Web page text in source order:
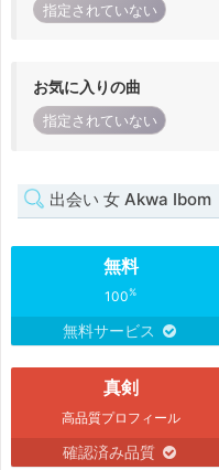
指定されていない
お気に入りの曲
指定されていない
出会い 女 Akwa Ibom
無料
100%
無料サービス
真剣
高品質プロフィール
確認済み品質